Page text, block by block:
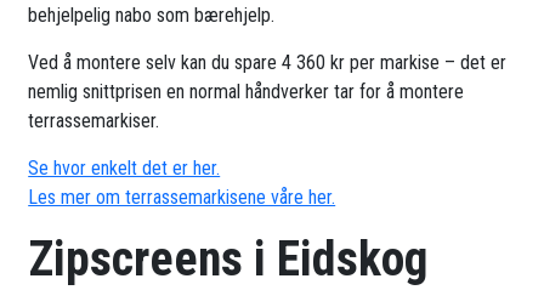
behjelpelig nabo som bærehjelp.
Ved å montere selv kan du spare 4 360 kr per markise – det er
nemlig snittprisen en normal håndverker tar for å montere
terrassemarkiser.
Se hvor enkelt det er her.
Les mer om terrassemarkisene våre her.
Zipscreens i Eidskog